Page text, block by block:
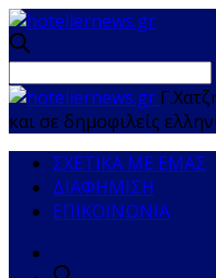
και σε δημοφιλείς
ΣΧΕΤΙΚΑ ΜΕ ΕΜΑΣ
ΔΙΑΦΗΜΙΣΗ
ΕΠΙΚΟΙΝΩΝΙΑ